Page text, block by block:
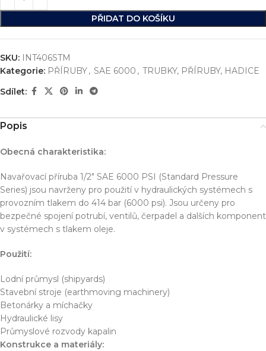
PŘIDAT DO KOŠÍKU
SKU:
INT406STM
Kategorie: PŘÍRUBY, SAE 6000 , TRUBKY, PŘÍRUBY, HADICE
Sdílet:
Popis
Obecná charakteristika:
Navařovací příruba 1/2″ SAE 6000 PSI (Standard Pressure
Series) jsou navrženy pro použití v hydraulických systémech s
provozním tlakem do 414 bar (6000 psi). Jsou určeny pro
bezpečné spojení potrubí, ventilů, čerpadel a dalších komponent
v systémech s tlakem oleje.
Použití:
Lodní průmysl (shipyards)
Stavební stroje (earthmoving machinery)
Betonárky a míchačky
Hydraulické lisy
Průmyslové rozvody kapalin
Konstrukce a materiály: